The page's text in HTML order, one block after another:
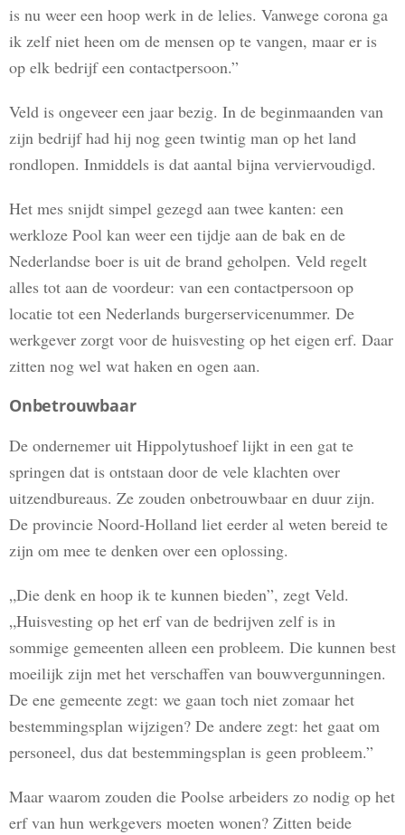
is nu weer een hoop werk in de lelies. Vanwege corona ga
ik zelf niet heen om de mensen op te vangen, maar er is
op elk bedrijf een contactpersoon.”
Veld is ongeveer een jaar bezig. In de beginmaanden van
zijn bedrijf had hij nog geen twintig man op het land
rondlopen. Inmiddels is dat aantal bijna verviervoudigd.
Het mes snijdt simpel gezegd aan twee kanten: een
werkloze Pool kan weer een tijdje aan de bak en de
Nederlandse boer is uit de brand geholpen. Veld regelt
alles tot aan de voordeur: van een contactpersoon op
locatie tot een Nederlands burgerservicenummer. De
werkgever zorgt voor de huisvesting op het eigen erf. Daar
zitten nog wel wat haken en ogen aan.
Onbetrouwbaar
De ondernemer uit Hippolytushoef lijkt in een gat te
springen dat is ontstaan door de vele klachten over
uitzendbureaus. Ze zouden onbetrouwbaar en duur zijn.
De provincie Noord-Holland liet eerder al weten bereid te
zijn om mee te denken over een oplossing.
„Die denk en hoop ik te kunnen bieden”, zegt Veld.
„Huisvesting op het erf van de bedrijven zelf is in
sommige gemeenten alleen een probleem. Die kunnen best
moeilijk zijn met het verschaffen van bouwvergunningen.
De ene gemeente zegt: we gaan toch niet zomaar het
bestemmingsplan wijzigen? De andere zegt: het gaat om
personeel, dus dat bestemmingsplan is geen probleem.”
Maar waarom zouden die Poolse arbeiders zo nodig op het
erf van hun werkgevers moeten wonen? Zitten beide